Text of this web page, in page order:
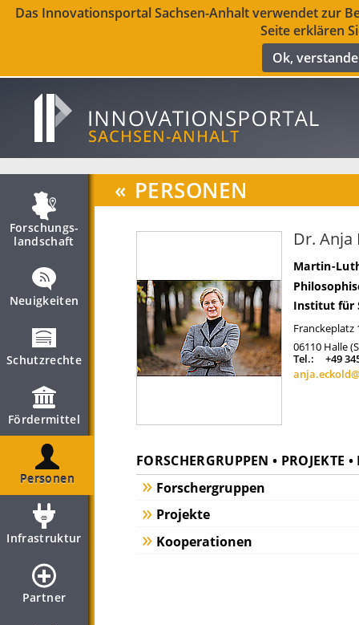
Das Innovationsportal Sachsen-Anhalt verwendet zur
Seite erklären
Ok,
Forschungs­
landschaft
Neuigkeiten
Schutzrechte
Fördermittel
Personen
Infrastruktur
Partner
« PERSONEN
Dr. Anja
Martin-
Institut für
Franckeplatz
06110 Halle
Tel.:
+49
FORSCHERGRUPPEN • PROJEKTE
Forschergruppen
Projekte
Kooperationen